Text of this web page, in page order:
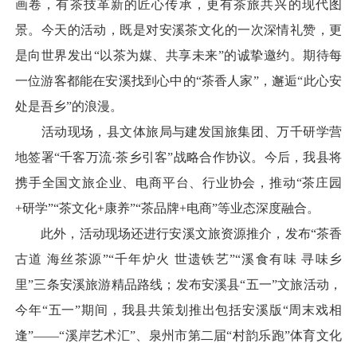
画卷，有茶技革新的匠心传承，更有茶旅共兴的现代图
景。今天的活动，既是对安溪茶文化的一次深情礼赞，更
是向世界发出“以茶为媒、共享未来”的诚挚邀约。期待每
一位游客都能在安溪找到心中的“茶香人家”，邂逅“此心安
处是吾乡”的浪漫。
活动现场，县文体旅局与建发国旅集团、万千研学营
地签署“千客万流·茶乡引客”战略合作协议。今后，我县将
携手全国文旅企业、电商平台、行业协会，推动“茶庄园
+研学”“茶文化+康养”“茶品牌+电商”等业态深度融合。
此外，活动现场还进行安溪文旅资源推介，发布“茶香
古道 海丝茶源”“千年炉火 世遗铁艺”“溪食有味 寻味乡
里”三条安溪旅游精品路线；发布安溪县“五一”文旅活动，
今年“五一”期间，我县共策划推出包括安溪版“周末戏相
逢”——“溪岸艺术汇”、泉州市第二届“村韵乐跑”体育文化